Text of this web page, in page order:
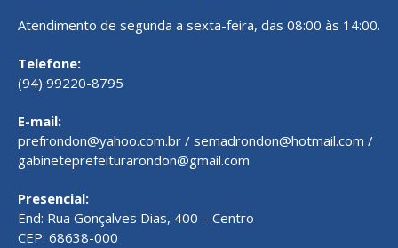
Atendimento de segunda a sexta-feira, das 08:00 às 14:00.
Telefone:
(94) 99220-8795
E-mail:
prefrondon@yahoo.com.br / semadrondon@hotmail.com /
gabineteprefeiturarondon@gmail.com
Presencial:
End: Rua Gonçalves Dias, 400 – Centro
CEP: 68638-000